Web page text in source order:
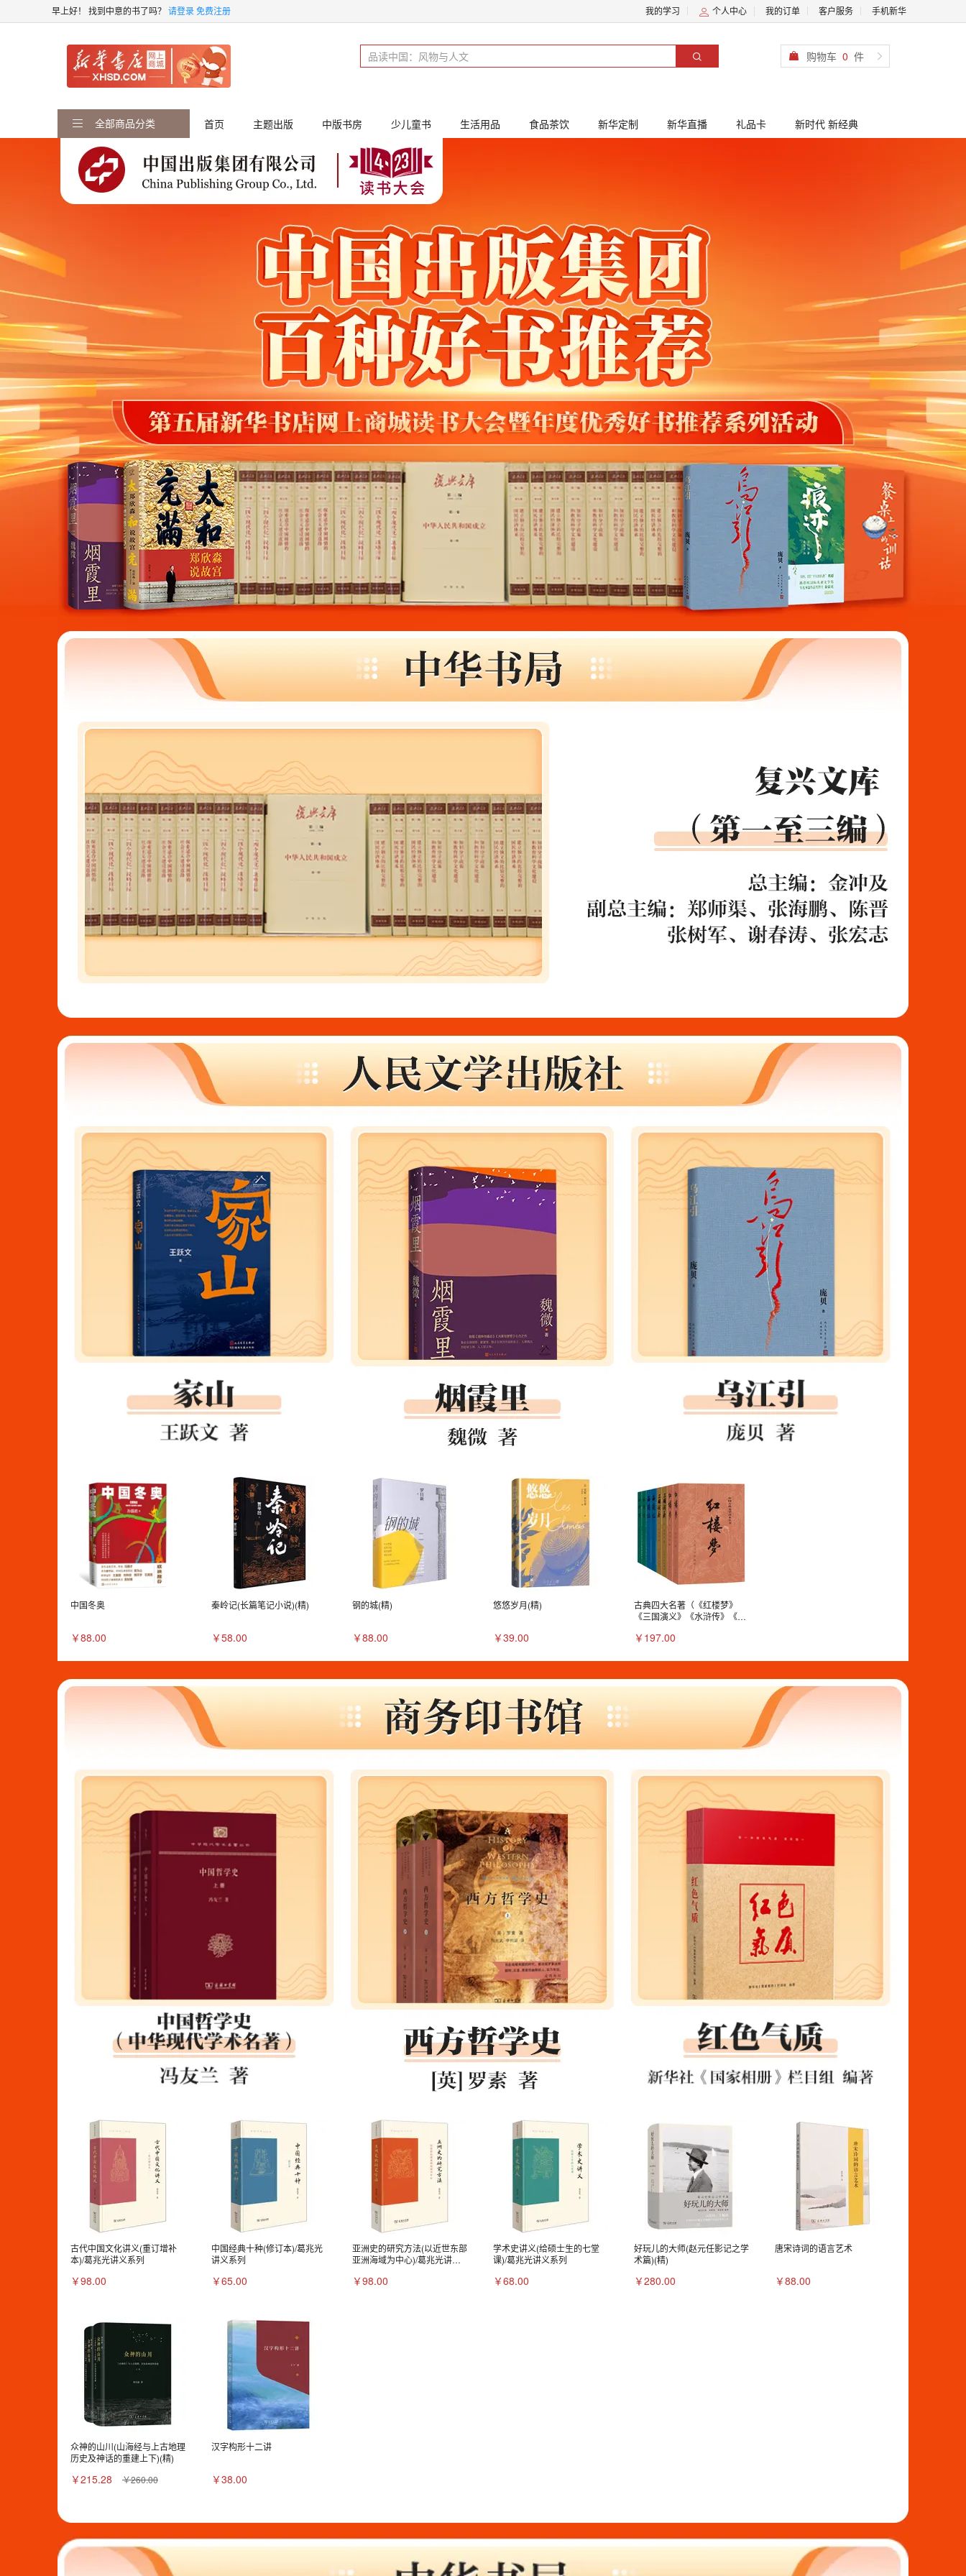
早上好！ 找到中意的书了吗？ 请登录免费注册 我的学习 个人中心 我的订单 客户服务 手机新华
购物车 0 件
全部商品分类 首页 主题出版 中版书房 少儿童书 生活用品 食品茶饮 新华定制 新华直播 礼品卡 新时代 新经典
中国冬奥
￥88.00
秦岭记(长篇笔记小说)(精)
￥58.00
钢的城(精)
￥88.00
悠悠岁月(精)
￥39.00
古典四大名著（《红楼梦》
《三国演义》《水浒传》《西
￥197.00
古代中国文化讲义(重订增补
本)/葛兆光讲义系列
￥98.00
中国经典十种(修订本)/葛兆光
讲义系列
￥65.00
亚洲史的研究方法(以近世东部
亚洲海域为中心)/葛兆光讲义
￥98.00
学术史讲义(给硕士生的七堂
课)/葛兆光讲义系列
￥68.00
好玩儿的大师(赵元任影记之学
术篇)(精)
￥280.00
唐宋诗词的语言艺术
￥88.00
众神的山川(山海经与上古地理
历史及神话的重建上下)(精)
￥215.28 ￥260.00
汉字构形十二讲
￥38.00